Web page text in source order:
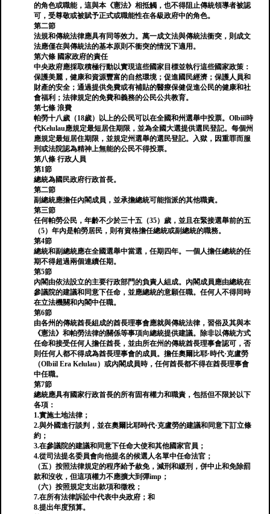
的角色或職能，這與本《憲法》相抵觸，也不得阻止傳統領導者被認
可，受尊敬或被賦予正式或職能性在各級政府中的角色。
第二節
法規和傳統法律應具有同等效力。萬一成文法與傳統法衝突，則成文
法應僅在與傳統法的基本原則不衝突的情況下適用。
第六條 國家政府的責任
中央政府應採取積極行動以實現這些國家目標並執行這些國家政策：
保護美麗，健康和資源豐富的自然環境；促進國民經濟；保護人員和
財產的安全；通過提供免費或有補貼的醫療保健促進公民的健康和社
會福利；法律規定的免費和義務的公民公共教育。
第七條 浪費
帕勞十八歲（18歲）以上的公民可以在全國和州選舉中投票。Olbiil時
代Kelulau應規定最短居住期限，並為全國大選提供選民登記。每個州
應規定最短居住期限，並規定州選舉的選民登記。入獄，因重罪而服
刑或法院認為精神上無能的公民不得投票。
第八條 行政人員
第1節
總統為國民政府行政首長。
第二節
副總統應擔任內閣成員，並承擔總統可能指派的其他職責。
第三節
任何帕勞公民，年齡不少於三十五（35）歲，並且在緊接選舉前的五
（5）年內是帕勞居民，則有資格擔任總統或副總統的職務。
第4節
總統和副總統應在全國選舉中當選，任期四年。一個人擔任總統的任
期不得超過兩個連續任期。
第5節
內閣由依法設立的主要行政部門的負責人組成。內閣成員應由總統在
參議院的建議和同意下任命，並應總統的意願任職。任何人不得同時
在立法機關和內閣中任職。
第6節
由各州的傳統酋長組成的酋長理事會應就與傳統法律，習俗及其與本
《憲法》和帕勞法律的關係等事項向總統提供建議。除非以傳統方式
任命和接受任何人擔任酋長，並由所在州的傳統酋長理事會認可，否
則任何人都不得成為酋長理事會的成員。擔任奧爾比耶·時代·克盧勞
（Olbiil Era Kelulau）或內閣成員時，任何酋長都不得在酋長理事會
中任職。
第7節
總統應具有國家行政首長的所有固有權力和職責，包括但不限於以下
各項：
1.實施土地法律；
2.與外國進行談判，並在奧爾比耶時代·克盧勞的建議和同意下訂立條
約；
3.在參議院的建議和同意下任命大使和其他國家官員；
4.從司法提名委員會向他提名的候選人名單中任命法官；
（五）按照法律規定的程序給予赦免，減刑和緩刑，併中止和免除罰
款和沒收，但這項權力不應擴大到彈imp；
（六）按照規定支出款項和徵稅；
7.在所有法律訴訟中代表中央政府；和
8.提出年度預算。